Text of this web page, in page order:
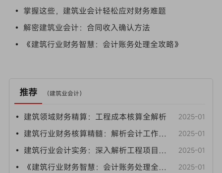
• 掌握这些，建筑业会计轻松应对财务难题
• 解密建筑业会计：合同收入确认方法
• 《建筑行业财务智慧：会计账务处理全攻略》
推荐 （建筑业会计）
• 建筑领域财务精算：工程成本核算全解析 2025-01
• 建筑行业财务核算精髓：解析会计工作要点 2025-01
• 建筑行业会计实务：深入解析工程项目的分录与账务处理 2025-01
• 《建筑行业财务智慧：会计账务处理全攻略》 2025-01